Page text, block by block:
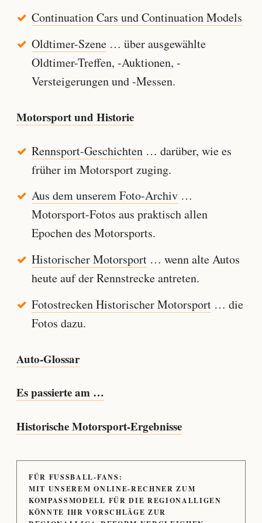
Continuation Cars und Continuation Models
Oldtimer-Szene… über ausgewählte
Oldtimer-Treffen, -Auktionen, -
Versteigerungen und -Messen.
Motorsport und Historie
Rennsport-Geschichten… darüber, wie es
früher im Motorsport zuging.
Aus dem unserem Foto-Archiv…
Motorsport-Fotos aus praktisch allen
Epochen des Motorsports.
Historischer Motorsport… wenn alte Autos
heute auf der Rennstrecke antreten.
Fotostrecken Historischer Motorsport… die
Fotos dazu.
Auto-Glossar
Es passierte am …
Historische Motorsport-Ergebnisse
FÜR FUSSBALL-FANS:
MIT UNSEREM ONLINE-RECHNER ZUM
KOMPASSMODELL FÜR DIE REGIONALLIGEN
KÖNNTE IHR VORSCHLÄGE ZUR